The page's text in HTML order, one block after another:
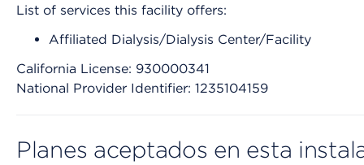
List of services this facility offers:
Affiliated Dialysis/Dialysis Center/Facility
California License: 930000341
National Provider Identifier: 1235104159
Planes aceptados en esta